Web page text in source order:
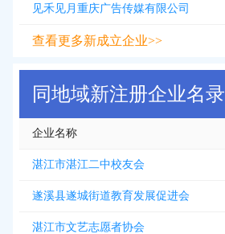
见禾见月重庆广告传媒有限公司
查看更多新成立企业>>
同地域新注册企业名录
企业名称
湛江市湛江二中校友会
遂溪县遂城街道教育发展促进会
湛江市文艺志愿者协会